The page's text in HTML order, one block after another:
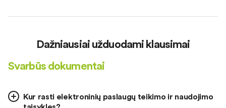
Dažniausiai užduodami klausimai
Svarbūs dokumentai
Kur rasti elektroninių paslaugų teikimo ir naudojimo